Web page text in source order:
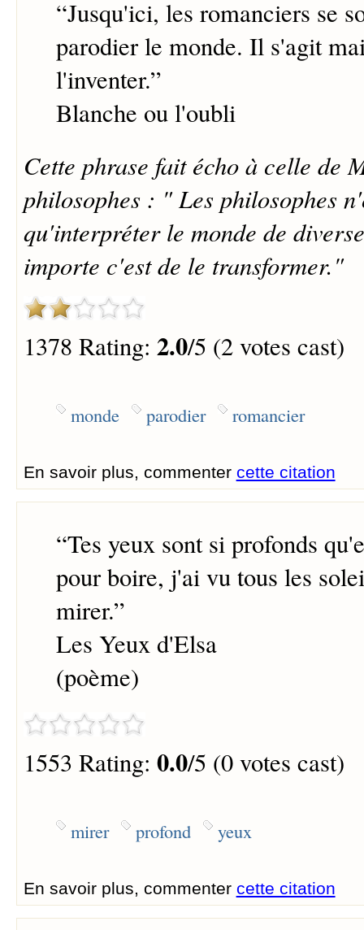
“Jusqu'ici, les romanciers se
parodier le monde. Il s'agit
l'inventer.”
Blanche ou l'oubli
Cette phrase fait écho à celle de
philosophes : " Les philosophes
qu'interpréter le monde de
importe c'est de le transformer."
1378 Rating: 2.0/5 (2 votes cast)
monde parodier romancier
En savoir plus, commenter cette citation
“Tes yeux sont si profonds
pour boire, j'ai vu tous les
mirer.”
Les Yeux d'Elsa
(poème)
1553 Rating: 0.0/5 (0 votes cast)
mirer profond yeux
En savoir plus, commenter cette citation